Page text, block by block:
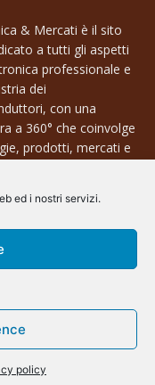
ed i nostri servizi.
policy
& Mercati è il sito
a tutti gli aspetti
professionale e
dei
con una
a 360° che coinvolge
prodotti, mercati e